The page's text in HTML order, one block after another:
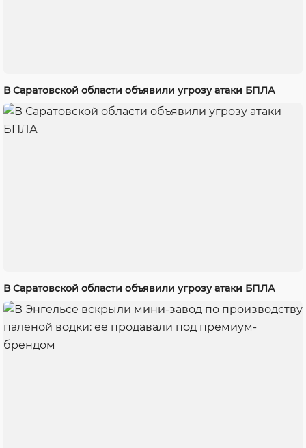
В Саратовской области объявили угрозу атаки БПЛА
В Саратовской области объявили угрозу атаки БПЛА